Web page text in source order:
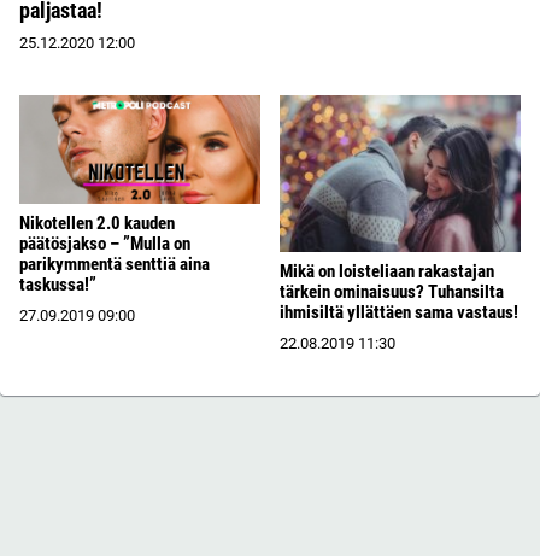
paljastaa!
25.12.2020 12:00
Nikotellen 2.0 kauden
päätösjakso – ”Mulla on
parikymmentä senttiä aina
taskussa!”
27.09.2019 09:00
Mikä on loisteliaan rakastajan
tärkein ominaisuus? Tuhansilta
ihmisiltä yllättäen sama vastaus!
22.08.2019 11:30